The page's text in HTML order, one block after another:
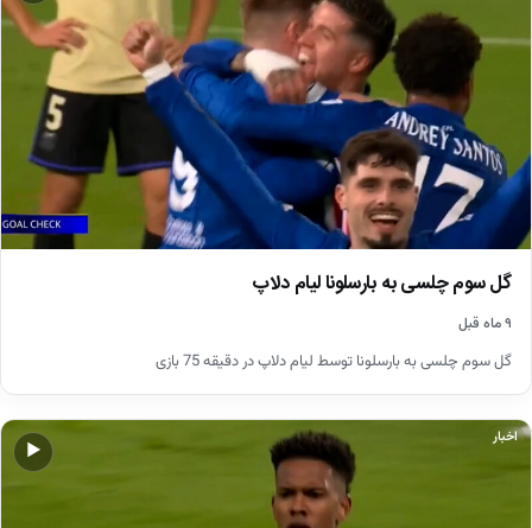
گل سوم چلسی به بارسلونا لیام دلاپ
۹ ماه قبل
گل سوم چلسی به بارسلونا توسط لیام دلاپ در دقیقه 75 بازی
▶
اخبار